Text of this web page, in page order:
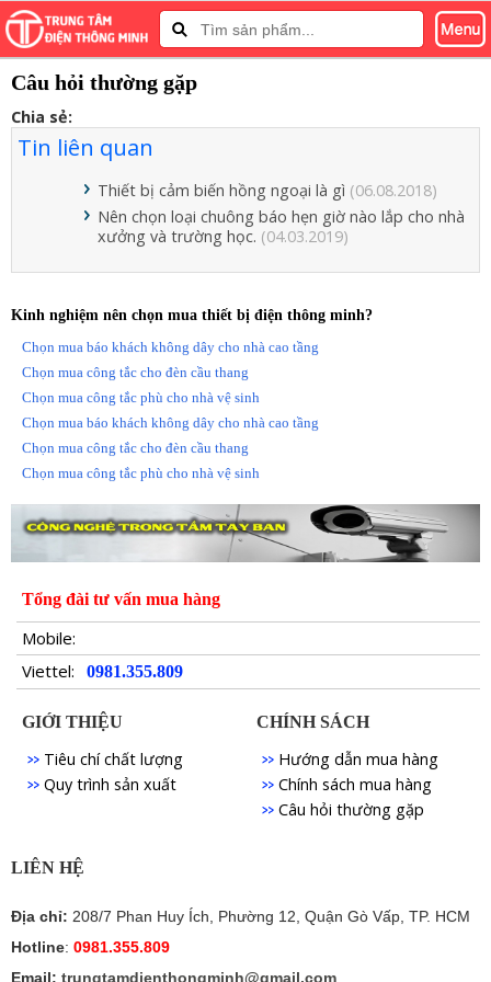
Câu hỏi thường gặp
Chia sẻ:
Tin liên quan
Thiết bị cảm biến hồng ngoại là gì (06.08.2018)
Nên chọn loại chuông báo hẹn giờ nào lắp cho nhà
xưởng và trường học. (04.03.2019)
Kinh nghiệm nên chọn mua thiết bị điện thông minh?
Chọn mua báo khách không dây cho nhà cao tầng
Chọn mua công tắc cho đèn cầu thang
Chọn mua công tắc phù cho nhà vệ sinh
Chọn mua báo khách không dây cho nhà cao tầng
Chọn mua công tắc cho đèn cầu thang
Chọn mua công tắc phù cho nhà vệ sinh
Tổng đài tư vấn mua hàng
Mobile:
Viettel:
0981.355.809
GIỚI THIỆU
Tiêu chí chất lượng
Quy trình sản xuất
CHÍNH SÁCH
Hướng dẫn mua hàng
Chính sách mua hàng
Câu hỏi thường gặp
LIÊN HỆ
Địa chỉ: 208/7 Phan Huy Ích, Phường 12, Quận Gò Vấp, TP. HCM
Hotline: 0981.355.809
Email: trungtamdienthongminh@gmail.com